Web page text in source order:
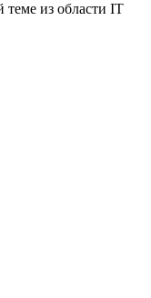
из области IT